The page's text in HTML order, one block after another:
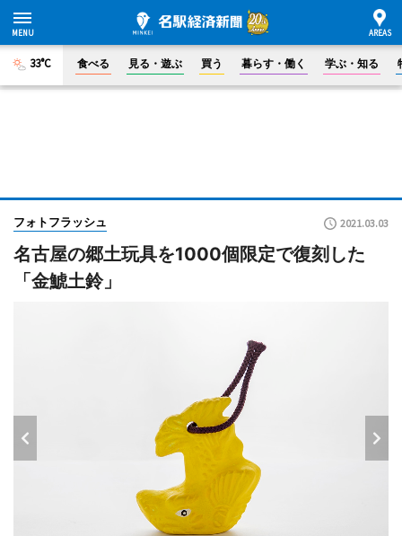
33°C 食べる 見る・遊ぶ 買う 暮らす・働く 学ぶ・知る
フォトフラッシュ 2021.03.03
名古屋の郷土玩具を1000個限定で復刻した
「金鯱土鈴」